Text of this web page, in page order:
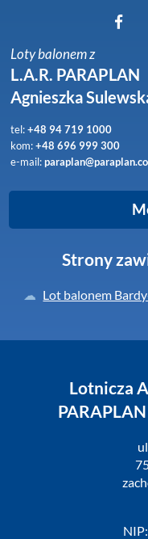
Loty balonem z
L.A.R. PARAPLAN
Agnieszka
tel:+48 94 719 1000
kom:+48 696 999 300
e-mail:
Strony
Lot balonem
Lotnicza
NIP: